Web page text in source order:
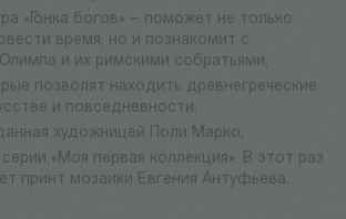
«Гонка богов» – поможет не только
время, но и познакомит с
и их римскими собратьями;
позволят находить древнегреческие
и повседневности;
художницей Поли Марко;
«Моя первая коллекция». В этот раз
принт мозаики Евгения Антуфьева.